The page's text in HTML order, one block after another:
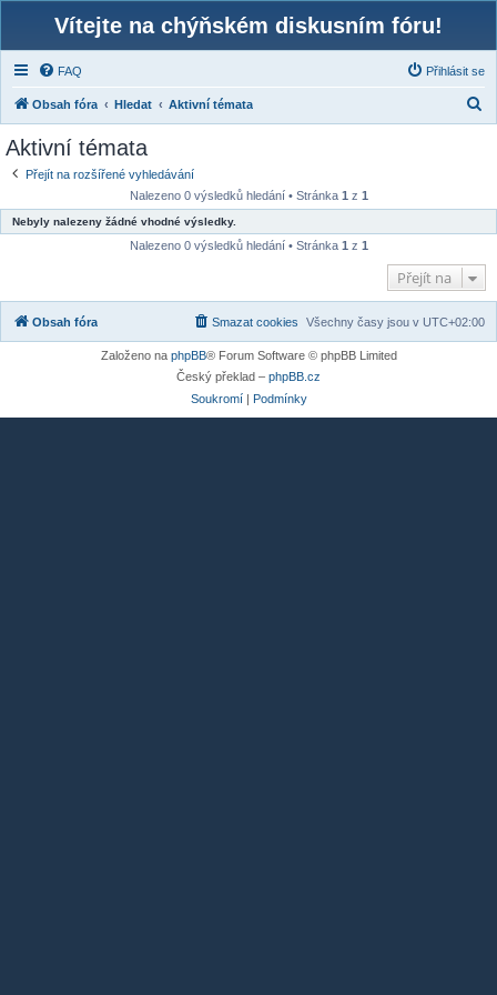
Vítejte na chýňském diskusním fóru!
FAQ Přihlásit se
Obsah fóra Hledat Aktivní témata
a
t
Aktivní témata
Přejít na rozšířené vyhledávání
Nalezeno 0 výsledků hledání • Stránka 1 z 1
Nebyly nalezeny žádné vhodné výsledky.
Nalezeno 0 výsledků hledání • Stránka 1 z 1
Přejít na
Obsah fóra Všechny časy jsou v UTC+02:00
Smazat cookies
Založeno na phpBB® Forum Software © phpBB Limited
Český překlad – phpBB.cz
Soukromí| Podmínky